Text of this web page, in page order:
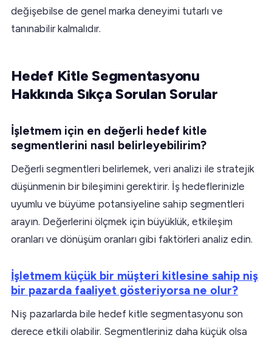
değişebilse de genel marka deneyimi tutarlı ve
tanınabilir kalmalıdır.
Hedef Kitle Segmentasyonu
Hakkında Sıkça Sorulan Sorular
İşletmem için en değerli hedef kitle
segmentlerini nasıl belirleyebilirim?
Değerli segmentleri belirlemek, veri analizi ile stratejik
düşünmenin bir bileşimini gerektirir. İş hedeflerinizle
uyumlu ve büyüme potansiyeline sahip segmentleri
arayın. Değerlerini ölçmek için büyüklük, etkileşim
oranları ve dönüşüm oranları gibi faktörleri analiz edin.
İşletmem küçük bir müşteri kitlesine sahip niş
bir pazarda faaliyet gösteriyorsa ne olur?
Niş pazarlarda bile hedef kitle segmentasyonu son
derece etkili olabilir. Segmentleriniz daha küçük olsa